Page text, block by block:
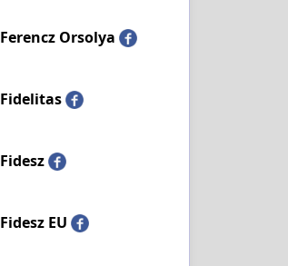
Ferencz Orsolya
Fidelitas
Fidesz
Fidesz EU